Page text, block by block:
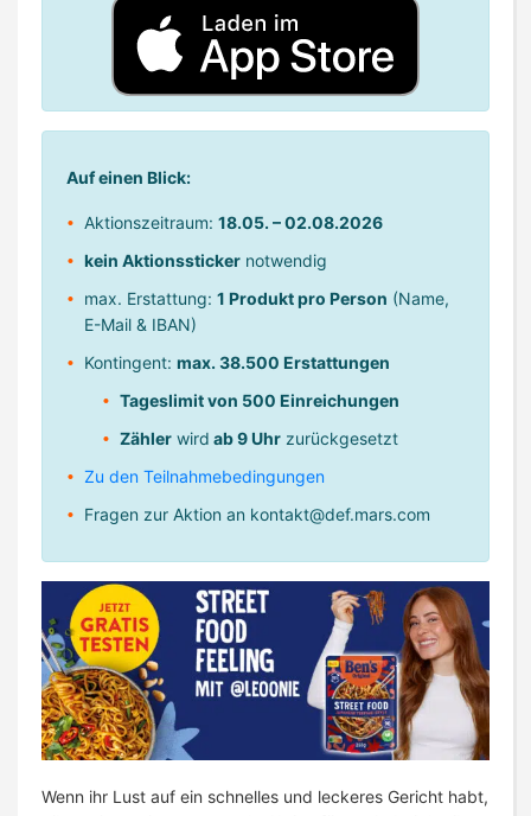
Auf einen Blick:
Aktionszeitraum: 18.05. – 02.08.2026
kein Aktionssticker notwendig
max. Erstattung: 1 Produkt pro Person (Name,
E-Mail & IBAN)
Kontingent: max. 38.500 Erstattungen
Tageslimit von 500 Einreichungen
Zähler wird ab 9 Uhr zurückgesetzt
Zu den Teilnahmebedingungen
Fragen zur Aktion an kontakt@def.mars.com
Wenn ihr Lust auf ein schnelles und leckeres Gericht habt,